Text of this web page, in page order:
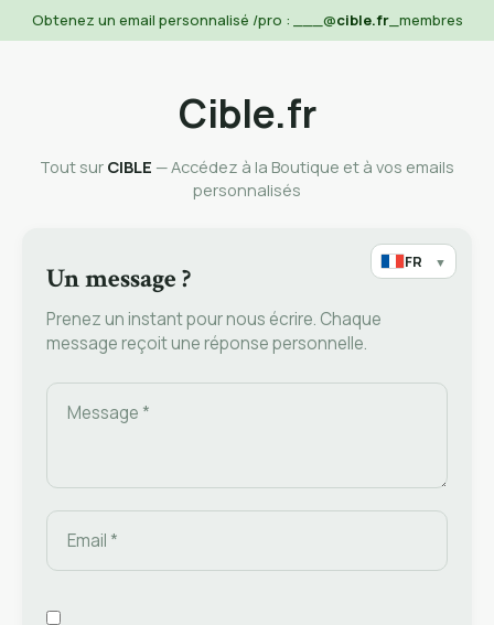
Obtenez un email personnalisé /pro : ___@cible.fr_membres
Cible.fr
Tout sur CIBLE — Accédez à la Boutique et à vos emails
personnalisés
FR ▼
Un message ?
Prenez un instant pour nous écrire. Chaque
message reçoit une réponse personnelle.